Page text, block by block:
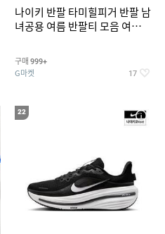
나이키 반팔 타미힐피거 반팔 남
녀공용 여름 반팔티 모음 여름
구매 999+
G마켓 17
22